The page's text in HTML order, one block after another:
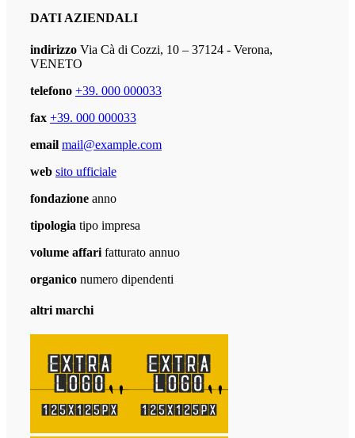
DATI AZIENDALI
indirizzo Via Cà di Cozzi, 10 – 37124 - Verona,
VENETO
telefono +39. 000 000033
fax +39. 000 000033
email mail@example.com
web sito ufficiale
fondazione anno
tipologia tipo impresa
volume affari fatturato annuo
organico numero dipendenti
altri marchi